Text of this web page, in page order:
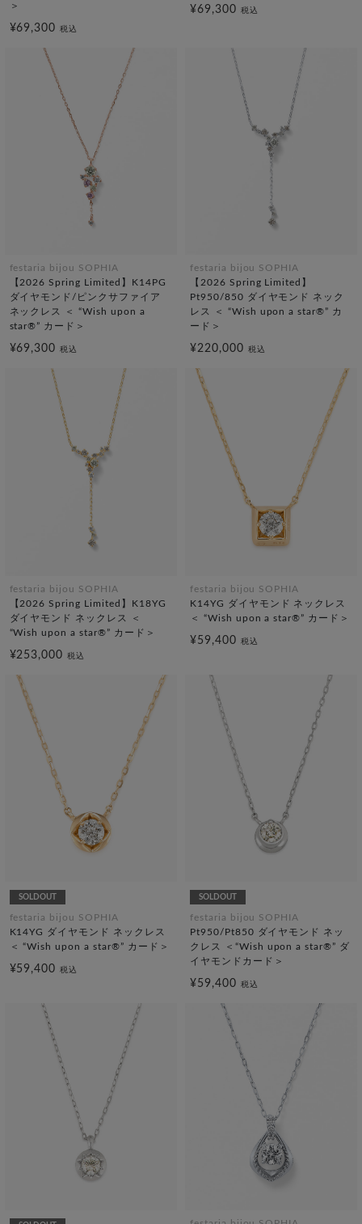
＞
¥69,300税込
¥69,300 税込
festaria bijou SOPHIA
【2026 Spring Limited】K14PG
ダイヤモンド/ピンクサファイア
ネックレス ＜ “Wish upon a
star®” カード＞
¥69,300税込
festaria bijou SOPHIA
【2026 Spring Limited】
Pt950/850 ダイヤモンド ネック
レス ＜ “Wish upon a star®” カ
ード＞
¥220,000 税込
festaria bijou SOPHIA
【2026 Spring Limited】K18YG
ダイヤモンド ネックレス ＜
“Wish upon a star®” カード＞
¥253,000税込
festaria bijou SOPHIA
K14YG ダイヤモンド ネックレス
＜ “Wish upon a star®” カード＞
¥59,400 税込
SOLDOUT
festaria bijou SOPHIA
K14YG ダイヤモンド ネックレス
＜ “Wish upon a star®” カード＞
¥59,400税込
SOLDOUT
festaria bijou SOPHIA
Pt950/Pt850 ダイヤモンド ネッ
クレス ＜“Wish upon a star®” ダ
イヤモンドカード＞
¥59,400 税込